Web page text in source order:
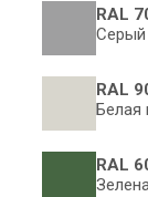
RAL
Серый
RAL
Белая
RAL